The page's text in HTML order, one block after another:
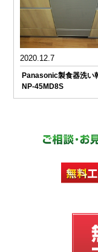
2020.12.7
Panasonic製食器洗い
NP-45MD8S